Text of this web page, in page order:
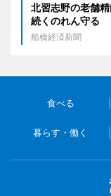
北習志野の老舗
続くのれん守る
船橋経済新聞
食べる
暮らす・働く